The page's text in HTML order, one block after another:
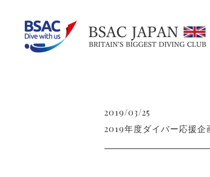
2019/03/25
2019年度ダイバー応援